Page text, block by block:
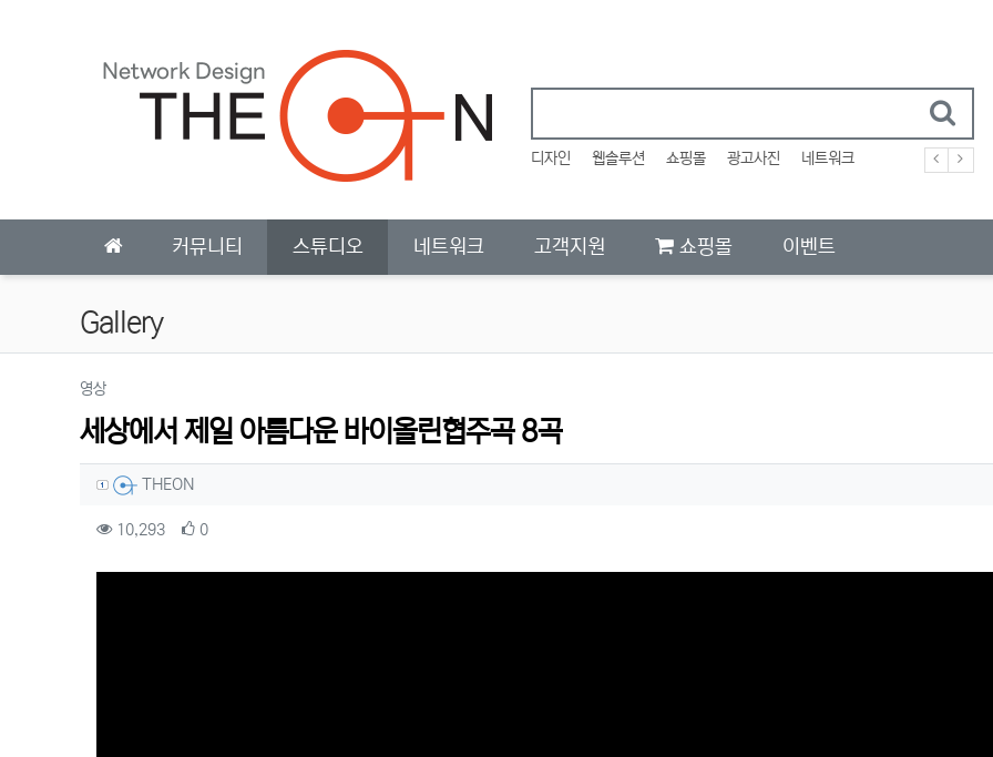
디자인 웹솔루션 쇼핑몰 광고사진 네트워크
커뮤니티 스튜디오 네트워크 고객지원 쇼핑몰 이벤트
Gallery
영상분류
세상에서 제일 아름다운 바이올린협주곡 8곡
작성자 정보
THEON
컨텐츠 정보
10,293조회 0추천